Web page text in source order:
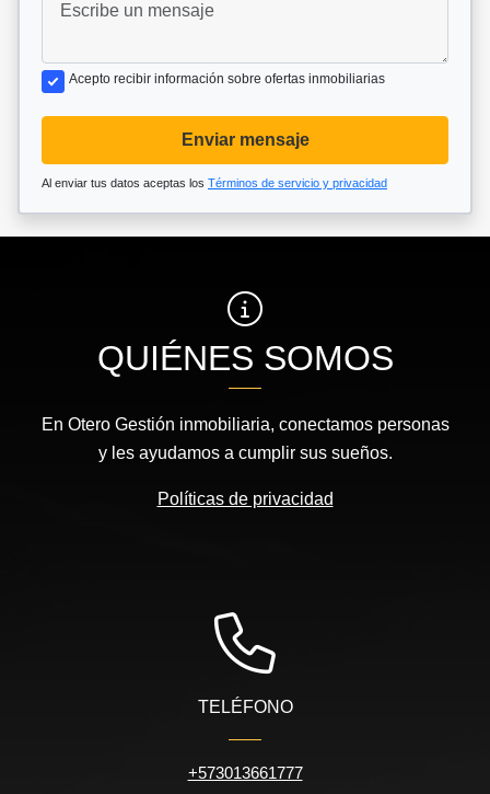
Acepto recibir información sobre ofertas inmobiliarias
Enviar mensaje
Al enviar tus datos aceptas los Términos de servicio y privacidad
QUIÉNES SOMOS
En Otero Gestión inmobiliaria, conectamos personas
y les ayudamos a cumplir sus sueños.
Políticas de privacidad
TELÉFONO
+573013661777